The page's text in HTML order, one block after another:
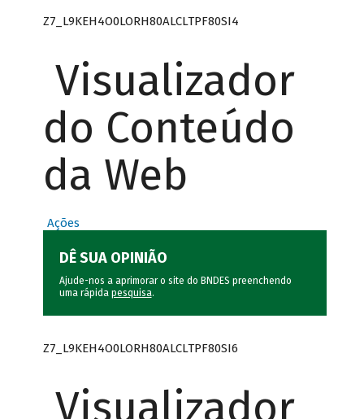
Z7_L9KEH4O0LORH80ALCLTPF80SI4
Visualizador
do Conteúdo
da Web
Ações
DÊ SUA OPINIÃO
Ajude-nos a aprimorar o site do BNDES preenchendo
uma rápida pesquisa.
Z7_L9KEH4O0LORH80ALCLTPF80SI6
Visualizador